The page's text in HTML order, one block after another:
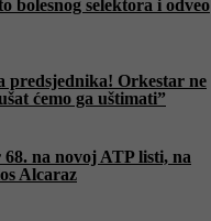
bolesnog selektora i odveo
predsjednika! Orkestar ne
ćemo ga uštimati”
na novoj ATP listi, na
Alcaraz